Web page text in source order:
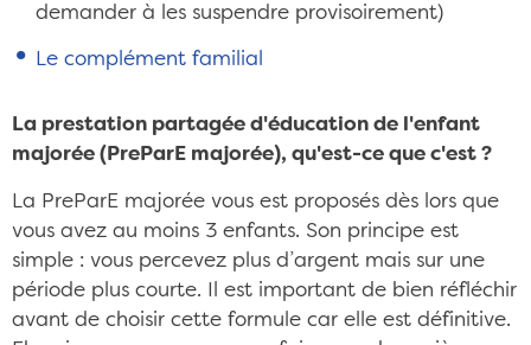
demander à les suspendre provisoirement)
Le complément familial
La prestation partagée d'éducation de l'enfant
majorée (PreParE majorée), qu'est-ce que c'est ?
La PreParE majorée vous est proposés dès lors que
vous avez au moins 3 enfants. Son principe est
simple : vous percevez plus d’argent mais sur une
période plus courte. Il est important de bien réfléchir
avant de choisir cette formule car elle est définitive.